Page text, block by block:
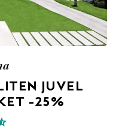
JUVEL
-25%